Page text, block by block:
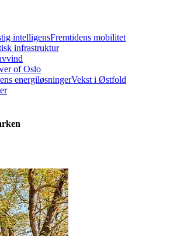
intelligensFremtidens mobilitet
infrastruktur
of Oslo
energiløsningerVekst i Østfold